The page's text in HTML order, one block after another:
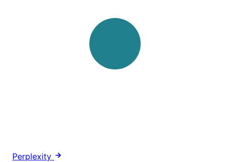
Perplexity